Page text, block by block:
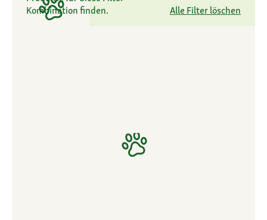
Kombination finden.
Alle Filter löschen